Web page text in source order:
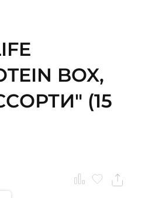
BOX,
(15